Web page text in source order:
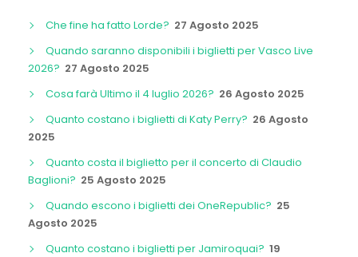
Che fine ha fatto Lorde? 27 Agosto 2025
Quando saranno disponibili i biglietti per Vasco Live
2026? 27 Agosto 2025
Cosa farà Ultimo il 4 luglio 2026? 26 Agosto 2025
Quanto costano i biglietti di Katy Perry? 26 Agosto
2025
Quanto costa il biglietto per il concerto di Claudio
Baglioni? 25 Agosto 2025
Quando escono i biglietti dei OneRepublic? 25
Agosto 2025
Quanto costano i biglietti per Jamiroquai? 19